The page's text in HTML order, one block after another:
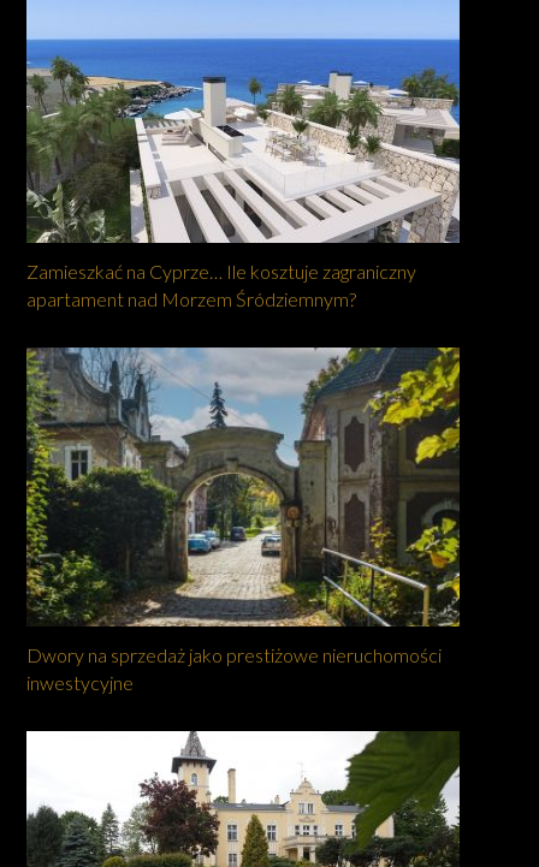
Zamieszkać na Cyprze… Ile kosztuje zagraniczny
apartament nad Morzem Śródziemnym?
Dwory na sprzedaż jako prestiżowe nieruchomości
inwestycyjne